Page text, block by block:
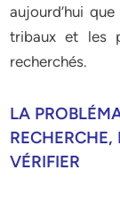
aujourd’hui
tribaux et les
recherchés.
LA
VÉRIFIER